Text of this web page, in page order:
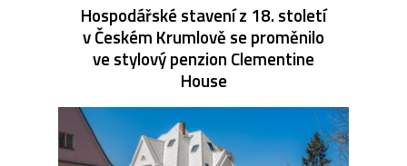
Hospodářské stavení z 18. století
v Českém Krumlově se proměnilo
ve stylový penzion Clementine
House